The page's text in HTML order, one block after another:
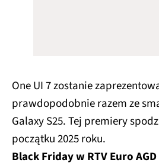
One UI 7 zostanie
prawdopodobnie razem ze
Galaxy S25. Tej premiery
początku 2025 roku.
Black Friday w RTV Euro